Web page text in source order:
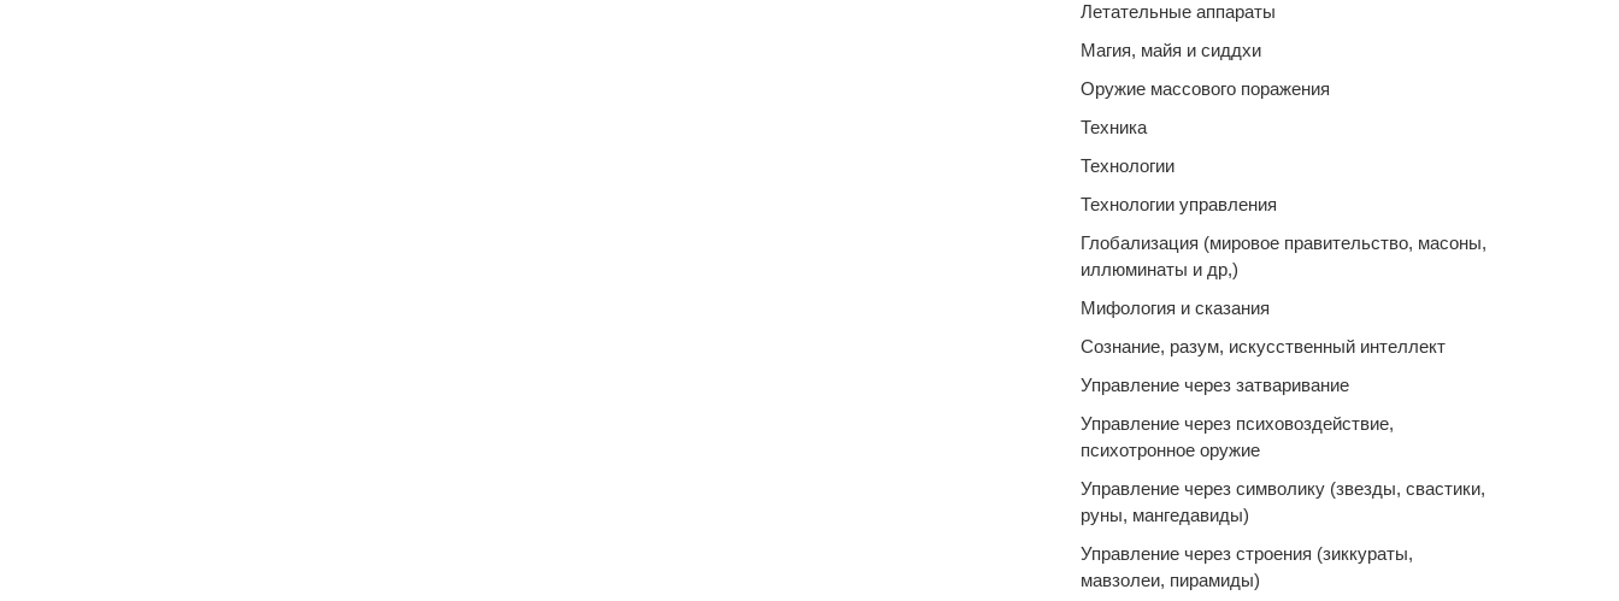
Летательные аппараты
Магия, майя и сиддхи
Оружие массового поражения
Техника
Технологии
Технологии управления
Глобализация (мировое правительство, масоны,
иллюминаты и др,)
Мифология и сказания
Сознание, разум, искусственный интеллект
Управление через затваривание
Управление через психовоздействие,
психотронное оружие
Управление через символику (звезды, свастики,
руны, мангедавиды)
Управление через строения (зиккураты,
мавзолеи, пирамиды)